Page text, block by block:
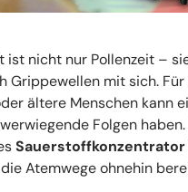
ist nicht nur Pollenzeit –
Grippewellen mit sich. Für
ältere Menschen kann
Folgen
Sauerstoffkonzentrator
Atemwege ohnehin